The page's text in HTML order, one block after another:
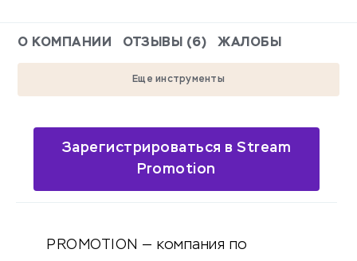
О КОМПАНИИ ОТЗЫВЫ (6) ЖАЛОБЫ
Еще инструменты
Зарегистрироваться в Stream
Promotion
PROMOTION — компания по